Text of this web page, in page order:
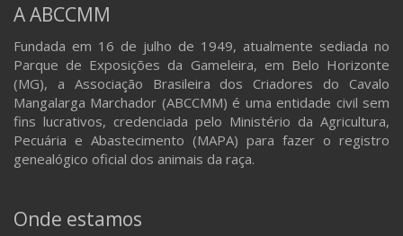
A ABCCMM
Fundada em 16 de julho de 1949, atualmente sediada no
Parque de Exposições da Gameleira, em Belo Horizonte
(MG), a Associação Brasileira dos Criadores do Cavalo
Mangalarga Marchador (ABCCMM) é uma entidade civil sem
fins lucrativos, credenciada pelo Ministério da Agricultura,
Pecuária e Abastecimento (MAPA) para fazer o registro
genealógico oficial dos animais da raça.
Onde estamos